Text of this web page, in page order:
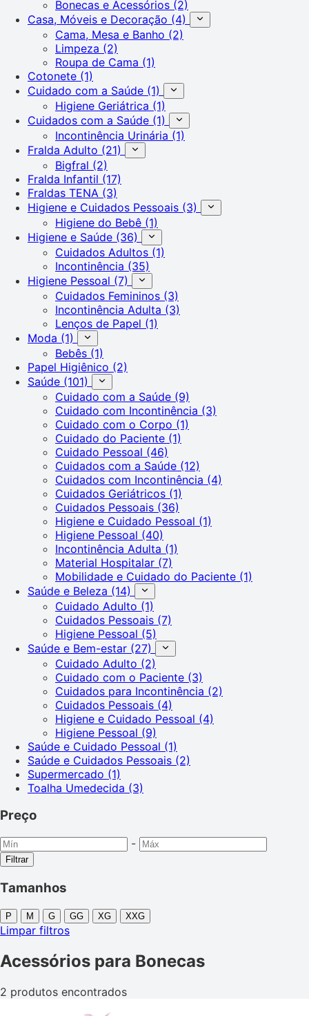
Bonecas e Acessórios (2)
Casa, Móveis e Decoração (4)
Cama, Mesa e Banho (2)
Limpeza (2)
Roupa de Cama (1)
Cotonete (1)
Cuidado com a Saúde (1)
Higiene Geriátrica (1)
Cuidados com a Saúde (1)
Incontinência Urinária (1)
Fralda Adulto (21)
Bigfral (2)
Fralda Infantil (17)
Fraldas TENA (3)
Higiene e Cuidados Pessoais (3)
Higiene do Bebê (1)
Higiene e Saúde (36)
Cuidados Adultos (1)
Incontinência (35)
Higiene Pessoal (7)
Cuidados Femininos (3)
Incontinência Adulta (3)
Lenços de Papel (1)
Moda (1)
Bebês (1)
Papel Higiênico (2)
Saúde (101)
Cuidado com a Saúde (9)
Cuidado com Incontinência (3)
Cuidado com o Corpo (1)
Cuidado do Paciente (1)
Cuidado Pessoal (46)
Cuidados com a Saúde (12)
Cuidados com Incontinência (4)
Cuidados Geriátricos (1)
Cuidados Pessoais (36)
Higiene e Cuidado Pessoal (1)
Higiene Pessoal (40)
Incontinência Adulta (1)
Material Hospitalar (7)
Mobilidade e Cuidado do Paciente (1)
Saúde e Beleza (14)
Cuidado Adulto (1)
Cuidados Pessoais (7)
Higiene Pessoal (5)
Saúde e Bem-estar (27)
Cuidado Adulto (2)
Cuidado com o Paciente (3)
Cuidados para Incontinência (2)
Cuidados Pessoais (4)
Higiene e Cuidado Pessoal (4)
Higiene Pessoal (9)
Saúde e Cuidado Pessoal (1)
Saúde e Cuidados Pessoais (2)
Supermercado (1)
Toalha Umedecida (3)
Preço
-
Filtrar
Tamanhos
P M G GG XG XXG
Limpar filtros
Acessórios para Bonecas
2 produtos encontrados